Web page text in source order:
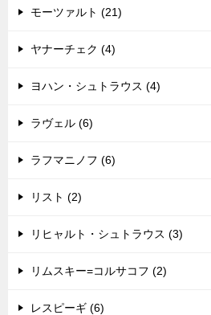
モーツァルト (21)
ヤナーチェク (4)
ヨハン・シュトラウス (4)
ラヴェル (6)
ラフマニノフ (6)
リスト (2)
リヒャルト・シュトラウス (3)
リムスキー=コルサコフ (2)
レスピーギ (6)